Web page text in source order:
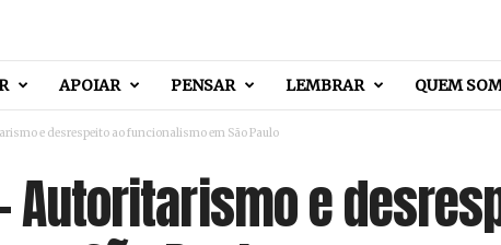
APOIAR PENSAR LEMBRAR QUEM
e desrespeito ao funcionalismo em São Paulo
Autoritarismo e